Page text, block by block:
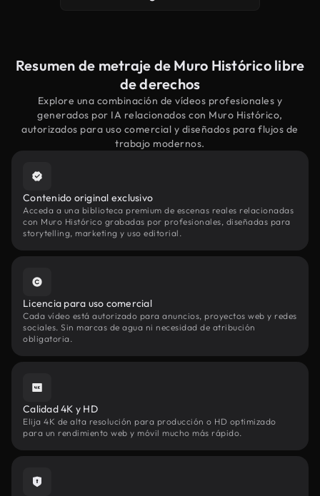
Resumen de metraje de Muro Histórico libre
de derechos
Explore una combinación de vídeos profesionales y
generados por IA relacionados con Muro Histórico,
autorizados para uso comercial y diseñados para flujos de
trabajo modernos.
Contenido original exclusivo
Acceda a una biblioteca premium de escenas reales relacionadas
con Muro Histórico grabadas por profesionales, diseñadas para
storytelling, marketing y uso editorial.
Licencia para uso comercial
Cada vídeo está autorizado para anuncios, proyectos web y redes
sociales. Sin marcas de agua ni necesidad de atribución
obligatoria.
Calidad 4K y HD
Elija 4K de alta resolución para producción o HD optimizado
para un rendimiento web y móvil mucho más rápido.